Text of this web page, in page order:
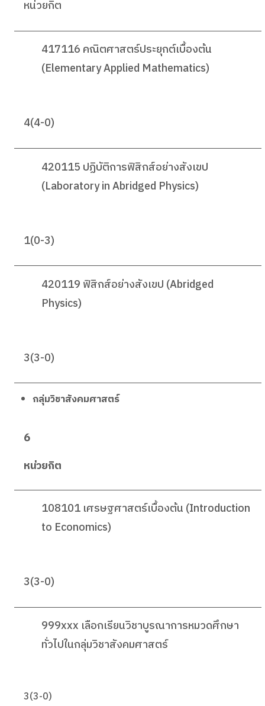
หน่วยกิต
417116 คณิตศาสตร์ประยุกต์เบื้องต้น
(Elementary Applied Mathematics)
4(4-0)
420115 ปฏิบัติการฟิสิกส์อย่างสังเขป
(Laboratory in Abridged Physics)
1(0-3)
420119 ฟิสิกส์อย่างสังเขป (Abridged
Physics)
3(3-0)
กลุ่มวิชาสังคมศาสตร์
6
หน่วยกิต
108101 เศรษฐศาสตร์เบื้องต้น (Introduction
to Economics)
3(3-0)
999xxx เลือกเรียนวิชาบูรณาการหมวดศึกษา
ทั่วไปในกลุ่มวิชาสังคมศาสตร์
3(3-0)